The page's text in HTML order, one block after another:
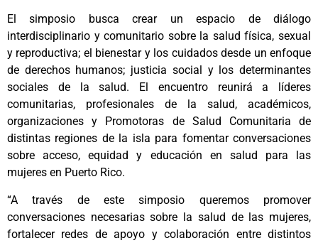
El simposio busca crear un espacio de diálogo
interdisciplinario y comunitario sobre la salud física, sexual
y reproductiva; el bienestar y los cuidados desde un enfoque
de derechos humanos; justicia social y los determinantes
sociales de la salud. El encuentro reunirá a líderes
comunitarias, profesionales de la salud, académicos,
organizaciones y Promotoras de Salud Comunitaria de
distintas regiones de la isla para fomentar conversaciones
sobre acceso, equidad y educación en salud para las
mujeres en Puerto Rico.
“A través de este simposio queremos promover
conversaciones necesarias sobre la salud de las mujeres,
fortalecer redes de apoyo y colaboración entre distintos